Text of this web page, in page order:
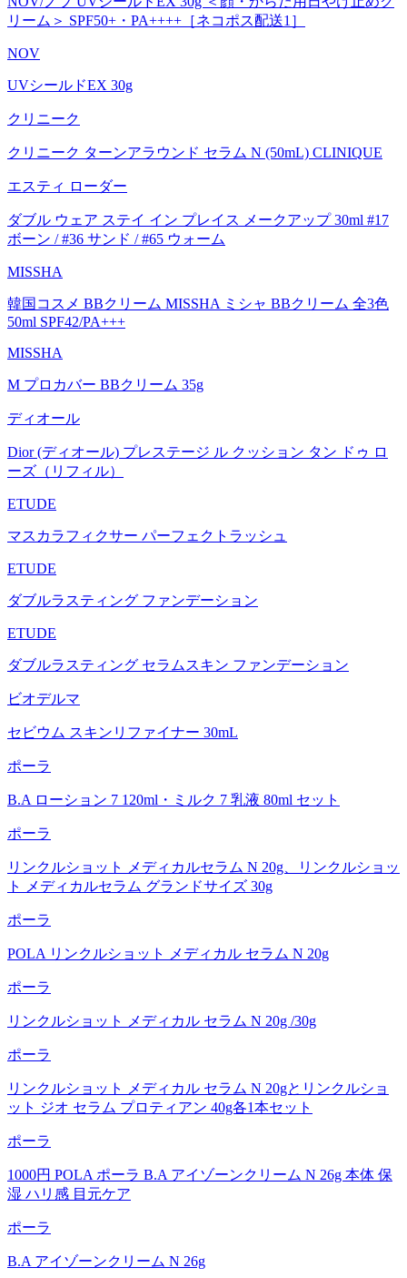
リーム＞ SPF50+・PA++++［ネコポス配送1］
NOV
UVシールドEX 30g
クリニーク
クリニーク ターンアラウンド セラム N (50mL) CLINIQUE
エスティ ローダー
ダブル ウェア ステイ イン プレイス メークアップ 30ml #17
ボーン / #36 サンド / #65 ウォーム
MISSHA
韓国コスメ BBクリーム MISSHA ミシャ BBクリーム 全3色
50ml SPF42/PA+++
MISSHA
M プロカバー BBクリーム 35g
ディオール
Dior (ディオール) プレステージ ル クッション タン ドゥ ロ
ーズ（リフィル）
ETUDE
マスカラフィクサー パーフェクトラッシュ
ETUDE
ダブルラスティング ファンデーション
ETUDE
ダブルラスティング セラムスキン ファンデーション
ビオデルマ
セビウム スキンリファイナー 30mL
ポーラ
B.A ローション 7 120ml・ミルク 7 乳液 80ml セット
ポーラ
リンクルショット メディカルセラム N 20g、リンクルショッ
ト メディカルセラム グランドサイズ 30g
ポーラ
POLA リンクルショット メディカル セラム N 20g
ポーラ
リンクルショット メディカル セラム N 20g /30g
ポーラ
リンクルショット メディカル セラム N 20gとリンクルショ
ット ジオ セラム プロティアン 40g各1本セット
ポーラ
1000円 POLA ポーラ B.A アイゾーンクリーム N 26g 本体 保
湿 ハリ感 目元ケア
ポーラ
B.A アイゾーンクリーム N 26g